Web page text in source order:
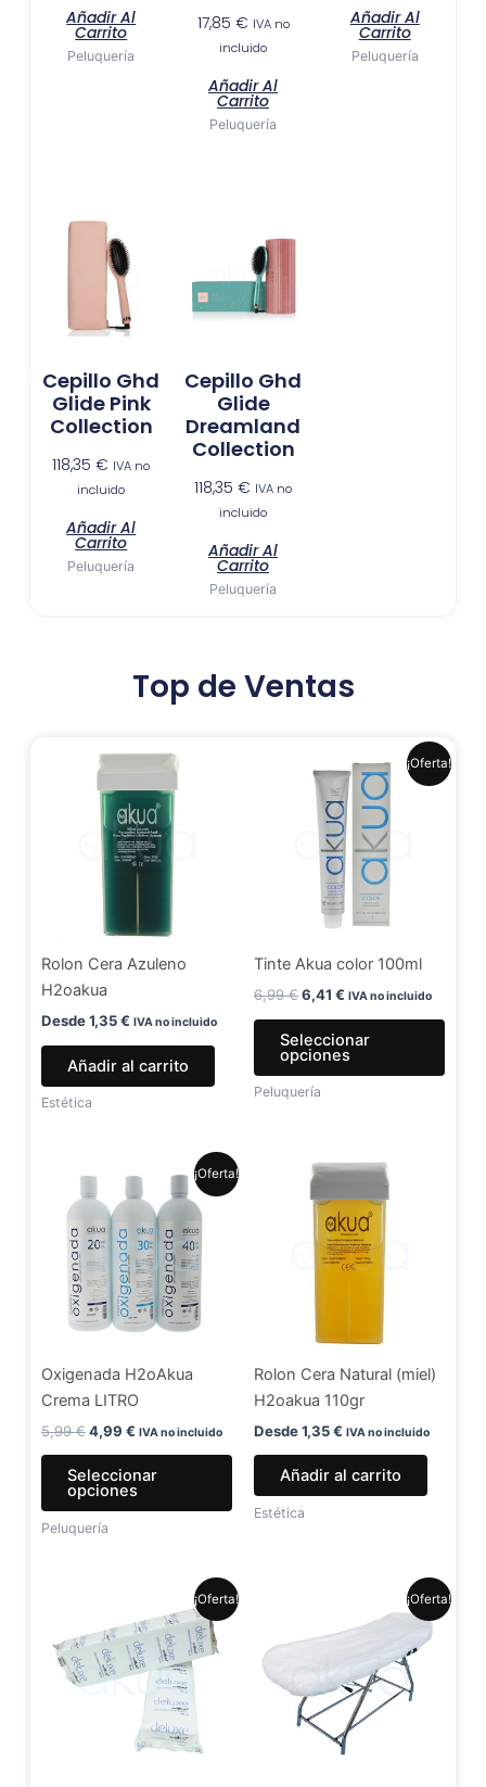
Añadir Al
Carrito
Peluquería
17,85 € IVA no
incluido
Añadir Al
Carrito
Peluquería
Añadir Al
Carrito
Peluquería
Cepillo Ghd
Glide Pink
Collection
118,35€ IVA no
incluido
Añadir Al
Carrito
Peluquería
Cepillo Ghd
Glide
Dreamland
Collection
118,35 € IVA no
incluido
Añadir Al
Carrito
Peluquería
Top de Ventas
Rolon Cera Azuleno
H2oakua
Desde1,35€ IVA no incluido
Añadir al carrito
Estética
¡Oferta!
Tinte Akua color 100ml
6,99€
precio
original
era:
6,99 €.
6,41 €
precio
actual
es:
6,41 €.
IVA no incluido
Seleccionar
opciones
Este
en
Peluquería
¡Oferta!
Oxigenada H2oAkua
Crema LITRO
5,99€
original
era:
5,99 €.
4,99 €
precio
actual
4,99 €.
IVA no incluido
Seleccionar
opciones
Este
producto
pueden
elegir
la
página
de
Peluquería
Rolon Cera Natural (miel)
H2oakua 110gr
Desde1,35€ IVA no incluido
Añadir al carrito
Estética
¡Oferta!
original
era:
7,99 €.
precio
actual
es:
6,49 €.
¡Oferta!
original
era:
actual
1,20 €.